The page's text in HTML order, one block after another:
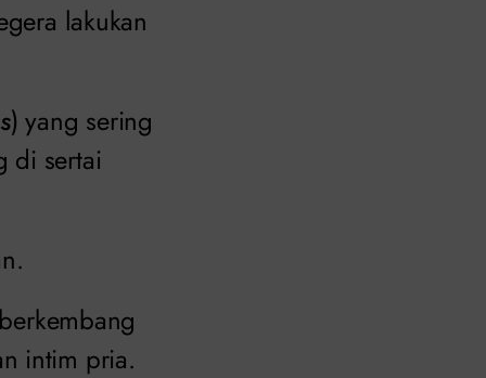
lakukan
) yang sering
di sertai
intim pria.